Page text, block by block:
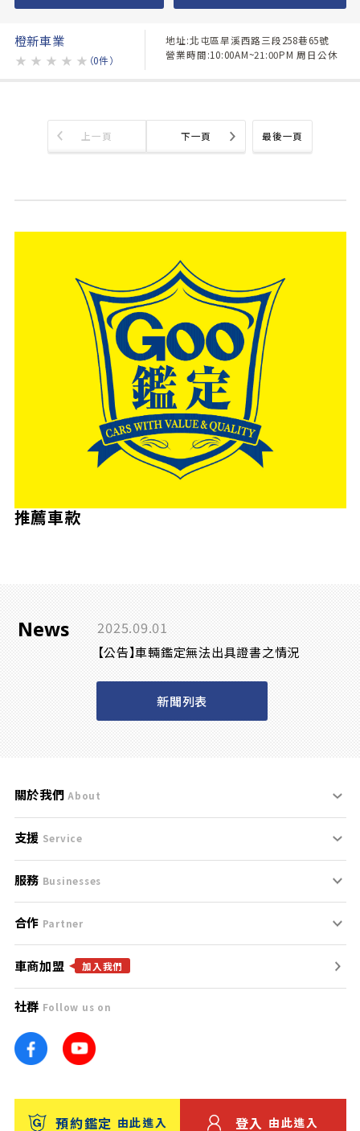
橙新車業
★ ★ ★ ★ ★ （0件）
地址:北屯區旱溪西路三段258巷65號
營業時間:10:00AM~21:00PM 周日公休
最後一頁
上一頁 下一頁
推薦車款
News 2025.09.01
【公告】車輛鑑定無法出具證書之情況
新聞列表
關於我們 About
刊登規範
服務條款
免責聲明
隱私權政策
團隊
車訊網
台灣優良中古車商大獎
支援 Service
支援中心
聯絡我們
服務 Businesses
什麼是Goo鑑定？
找好車
找好店
找海外車
消費者評價
合作 Partner
合作夥伴
廣告合作
車商加盟 加入我們
社群 Follow us on
預約鑑定 由此進入 登入 由此進入